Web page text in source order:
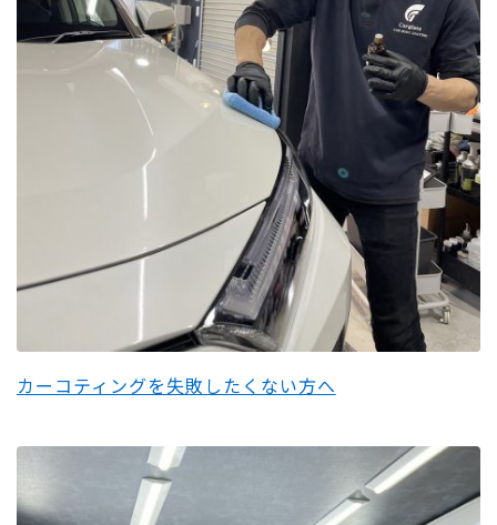
カーコティングを失敗したくない方へ